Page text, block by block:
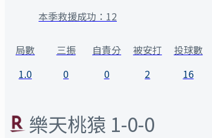
本季救援成功： 12
局數
1.0
三振
0
自責分
0
被安打
2
投球數
16
樂天桃猿 1-0-0